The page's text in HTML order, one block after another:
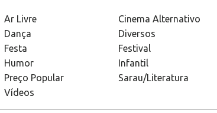
Ar Livre Cinema Alternativo
Dança
Diversos
Festa
Festival
Humor
Infantil
Preço Popular
Sarau/Literatura
Vídeos